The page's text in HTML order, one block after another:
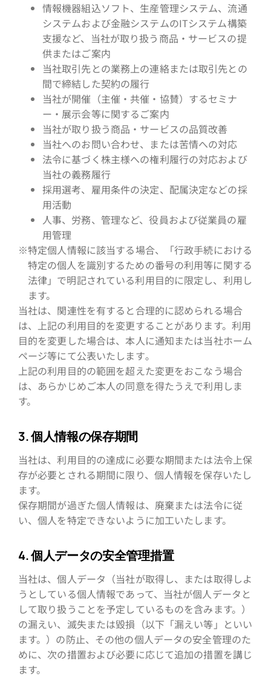
情報機器組込ソフト、生産管理システム、流通
システムおよび金融システムのITシステム構築
支援など、当社が取り扱う商品・サービスの提
供またはご案内
当社取引先との業務上の連絡または取引先との
間で締結した契約の履行
当社が開催（主催・共催・協賛）するセミナ
ー・展示会等に関するご案内
当社が取り扱う商品・サービスの品質改善
当社へのお問い合わせ、または苦情への対応
法令に基づく株主様への権利履行の対応および
当社の義務履行
採用選考、雇用条件の決定、配属決定などの採
用活動
人事、労務、管理など、役員および従業員の雇
用管理
※特定個人情報に該当する場合、「行政手続における
特定の個人を識別するための番号の利用等に関する
法律」で明記されている利用目的に限定し、利用し
ます。
当社は、関連性を有すると合理的に認められる場合
は、上記の利用目的を変更することがあります。利用
目的を変更した場合は、本人に通知または当社ホーム
ページ等にて公表いたします｡
上記の利用目的の範囲を超えた変更をおこなう場合
は、あらかじめご本人の同意を得たうえで利用しま
す。
3. 個人情報の保存期間
当社は、利用目的の達成に必要な期間または法令上保
存が必要とされる期間に限り、個人情報を保存いたし
ます。
保存期間が過ぎた個人情報は、廃棄または法令に従
い、個人を特定できないように加工いたします。
4. 個人データの安全管理措置
当社は、個人データ（当社が取得し、または取得しよ
うとしている個人情報であって、当社が個人データと
して取り扱うことを予定しているものを含みます。）
の漏えい、滅失または毀損（以下「漏えい等」といい
ます。）の防止、その他の個人データの安全管理のた
めに、次の措置および必要に応じて追加の措置を講じ
ます。